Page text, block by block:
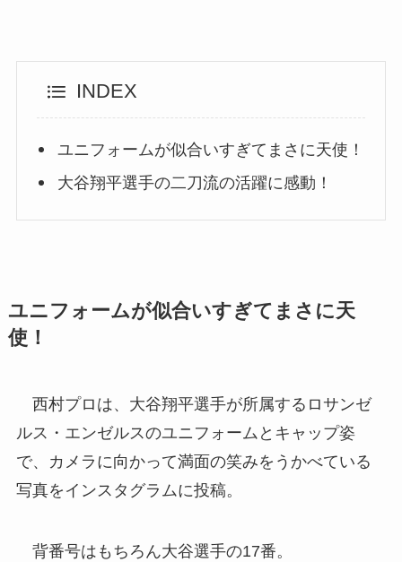
INDEX
ユニフォームが似合いすぎてまさに天使！
大谷翔平選手の二刀流の活躍に感動！
ユニフォームが似合いすぎてまさに天
使！
西村プロは、大谷翔平選手が所属するロサンゼ
ルス・エンゼルスのユニフォームとキャップ姿
で、カメラに向かって満面の笑みをうかべている
写真をインスタグラムに投稿。
背番号はもちろん大谷選手の17番。